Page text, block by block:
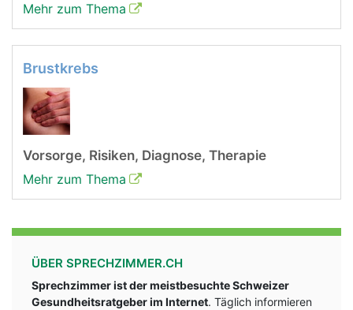
Mehr zum Thema
Brustkrebs
Vorsorge, Risiken, Diagnose, Therapie
Mehr zum Thema
ÜBER SPRECHZIMMER.CH
Sprechzimmer ist der meistbesuchte Schweizer
Gesundheitsratgeber im Internet. Täglich informieren